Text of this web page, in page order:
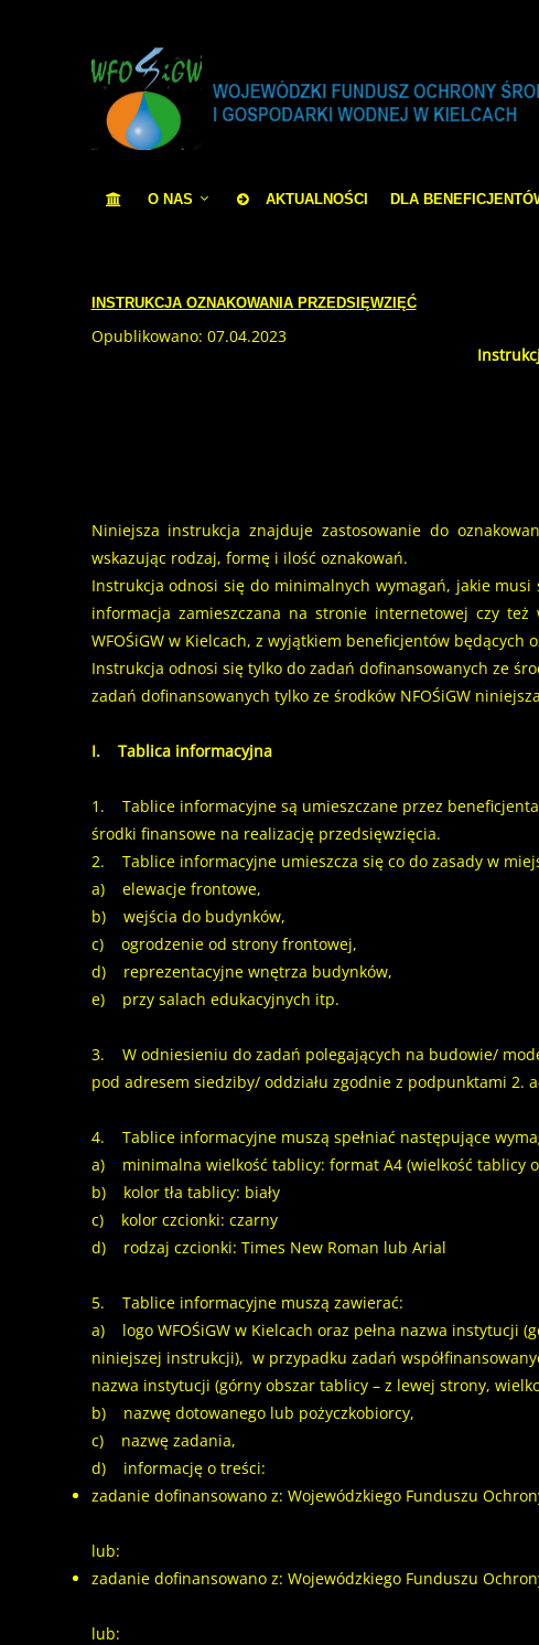
O NAS AKTUALNOŚCI DLA
INSTRUKCJA OZNAKOWANIA PRZEDSIĘWZIĘĆ
Opublikowano: 07.04.2023
Niniejsza instrukcja znajduje zastosowanie do
wskazując rodzaj, formę i ilość oznakowań.
Instrukcja odnosi się do minimalnych wymagań, jakie
informacja zamieszczana na stronie internetowej czy też
WFOŚiGW w Kielcach, z wyjątkiem beneficjentów będących
Instrukcja odnosi się tylko do zadań dofinansowanych ze
zadań dofinansowanych tylko ze środków NFOŚiGW
I. Tablica informacyjna
1. Tablice informacyjne są umieszczane przez
środki finansowe na realizację przedsięwzięcia.
2. Tablice informacyjne umieszcza się co do zasady w
a) elewacje frontowe,
b) wejścia do budynków,
c) ogrodzenie od strony frontowej,
d) reprezentacyjne wnętrza budynków,
e) przy salach edukacyjnych itp.
3. W odniesieniu do zadań polegających na budowie/
pod adresem siedziby/ oddziału zgodnie z podpunktami 2.
4. Tablice informacyjne muszą spełniać następujące
a) minimalna wielkość tablicy: format A4 (wielkość tablicy
b) kolor tła tablicy: biały
c) kolor czcionki: czarny
d) rodzaj czcionki: Times New Roman lub Arial
5. Tablice informacyjne muszą zawierać:
a) logo WFOŚiGW w Kielcach oraz pełna nazwa instytucji
niniejszej instrukcji), w przypadku zadań
nazwa instytucji (górny obszar tablicy – z lewej strony,
b) nazwę dotowanego lub pożyczkobiorcy,
c) nazwę zadania,
d) informację o treści:
zadanie dofinansowano z: Wojewódzkiego Funduszu
lub:
zadanie dofinansowano z: Wojewódzkiego Funduszu
lub: